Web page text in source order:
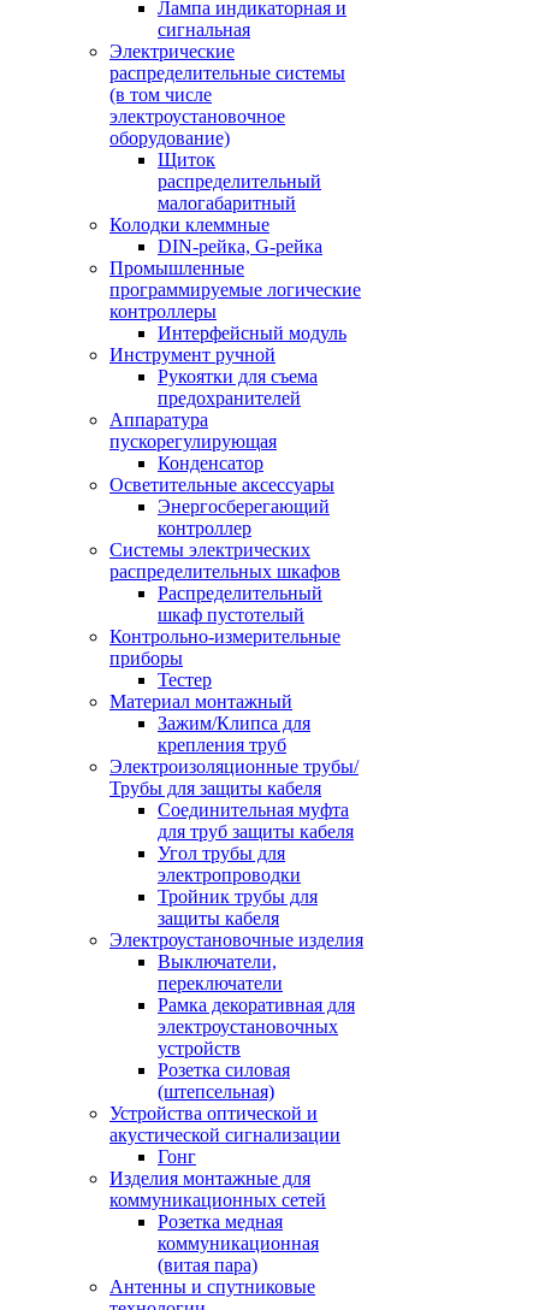
Лампа индикаторная и
сигнальная
Электрические
распределительные системы
(в том числе
электроустановочное
оборудование)
Щиток
распределительный
малогабаритный
Колодки клеммные
DIN-рейка, G-рейка
Промышленные
программируемые логические
контроллеры
Интерфейсный модуль
Инструмент ручной
Рукоятки для съема
предохранителей
Аппаратура
пускорегулирующая
Конденсатор
Осветительные аксессуары
Энергосберегающий
контроллер
Системы электрических
распределительных шкафов
Распределительный
шкаф пустотелый
Контрольно-измерительные
приборы
Тестер
Материал монтажный
Зажим/Клипса для
крепления труб
Электроизоляционные трубы/
Трубы для защиты кабеля
Соединительная муфта
для труб защиты кабеля
Угол трубы для
электропроводки
Тройник трубы для
защиты кабеля
Электроустановочные изделия
Выключатели,
переключатели
Рамка декоративная для
электроустановочных
устройств
Розетка силовая
(штепсельная)
Устройства оптической и
акустической сигнализации
Гонг
Изделия монтажные для
коммуникационных сетей
Розетка медная
коммуникационная
(витая пара)
Антенны и спутниковые